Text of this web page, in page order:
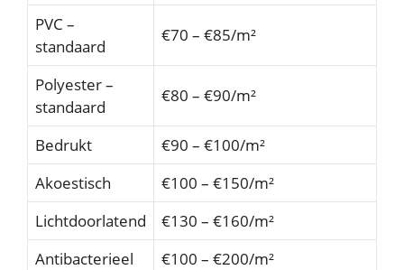
PVC –
standaard
€70 – €85/m²
Polyester –
standaard
€80 – €90/m²
Bedrukt
€90 – €100/m²
Akoestisch
€100 – €150/m²
Lichtdoorlatend
€130 – €160/m²
Antibacterieel
€100 – €200/m²